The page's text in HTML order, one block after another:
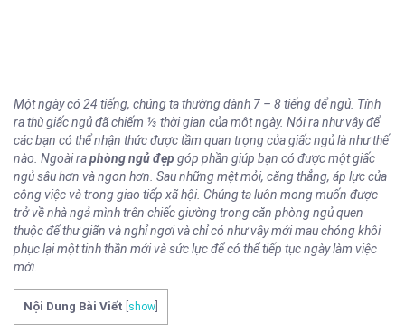
Một ngày có 24 tiếng, chúng ta thường dành 7 – 8 tiếng để ngủ. Tính
ra thù giấc ngủ đã chiếm ⅓ thời gian của một ngày. Nói ra như vậy để
các bạn có thể nhận thức được tầm quan trọng của giấc ngủ là như thế
nào. Ngoài raphòng ngủ đẹp góp phần giúp bạn có được một giấc
ngủ sâu hơn và ngon hơn. Sau những mệt mỏi, căng thẳng, áp lực của
công việc và trong giao tiếp xã hội. Chúng ta luôn mong muốn được
trở về nhàngả mình trên chiếc giường trong căn phòng ngủ quen
thuộc để thư giãn và nghỉ ngơi và chỉ có như vậy mới mau chóng khôi
phục lại một tinh thần mới và sức lực để có thể tiếp tục ngày làm việc
mới.
Nội Dung Bài Viết show